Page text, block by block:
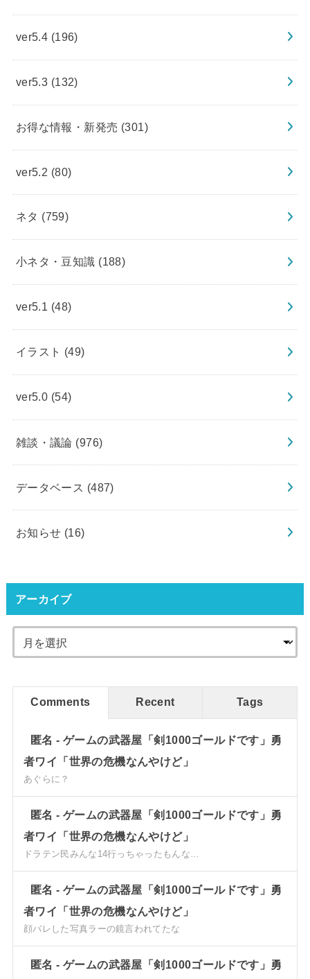
ver5.4 (196)
ver5.3 (132)
お得な情報・新発売 (301)
ver5.2 (80)
ネタ (759)
小ネタ・豆知識 (188)
ver5.1 (48)
イラスト (49)
ver5.0 (54)
雑談・議論 (976)
データベース (487)
お知らせ (16)
アーカイブ
Comments Recent Tags
匿名- ゲームの武器屋「剣1000ゴールドです」勇
者ワイ「世界の危機なんやけど」
あぐらに？
匿名- ゲームの武器屋「剣1000ゴールドです」勇
者ワイ「世界の危機なんやけど」
ドラテン民みんな14行っちゃったもんな…
匿名- ゲームの武器屋「剣1000ゴールドです」勇
者ワイ「世界の危機なんやけど」
顔バレした写真ラーの鏡言われてたな
匿名- ゲームの武器屋「剣1000ゴールドです」勇